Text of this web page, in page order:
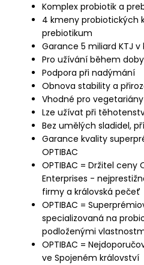
Komplex probiotik a
4 kmeny probiotických
prebiotikum
Garance 5 miliard KTJ
Pro užívání během
Podpora při nadýmání
Obnova stability a
Vhodné pro vegetariány
Lze užívat při
Bez umělých sladidel,
Garance kvality
OPTIBAC
OPTIBAC = Držitel
Enterprises -
firmy a královská pečeť
OPTIBAC =
specializovaná na
podloženými
OPTIBAC =
ve Spojeném království